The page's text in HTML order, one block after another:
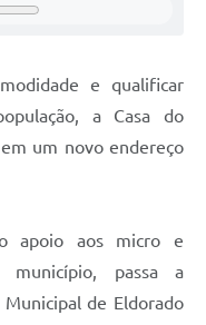
e qualificar
a Casa do
um novo endereço
apoio aos micro e
município, passa a
de Eldorado